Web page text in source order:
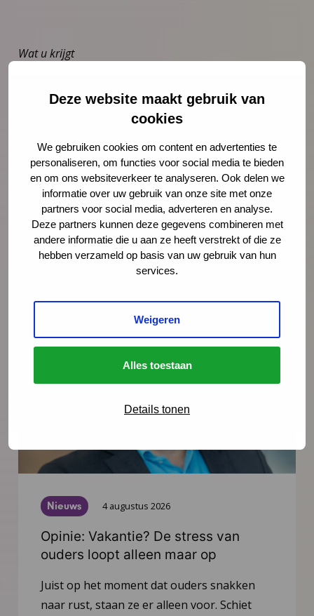
Deze website maakt gebruik van
cookies
We gebruiken cookies om content en advertenties te
personaliseren, om functies voor social media te bieden
en om ons websiteverkeer te analyseren. Ook delen we
informatie over uw gebruik van onze site met onze
partners voor social media, adverteren en analyse.
Deze partners kunnen deze gegevens combineren met
andere informatie die u aan ze heeft verstrekt of die ze
hebben verzameld op basis van uw gebruik van hun
services.
Weigeren
Alles toestaan
Details tonen
Wat u krijgt
contract wordt opgesteld.
De concept richtlijn; een inlog om de webbased
het NCJ.
Een startbijeenkomst. In deze bijeenkomst wordt
nadere informatie gegeven over de praktijktest,
de aanbevelingen uit de richtlijn en wordt er
geoefend in de uitvoering van de
richtlijnaanbevelingen.
Telefonisch advies tijdens de praktijktest m.b.t. de
uitvoering van de doelen.
Nieuws 4 augustus 2026
Opinie: Vakantie? De stress van
ouders loopt alleen maar op
Juist op het moment dat ouders snakken
naar rust, staan ze er alleen voor. Schiet